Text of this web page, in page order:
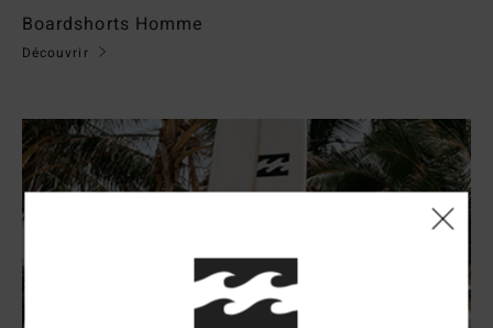
Boardshorts Homme
Découvrir